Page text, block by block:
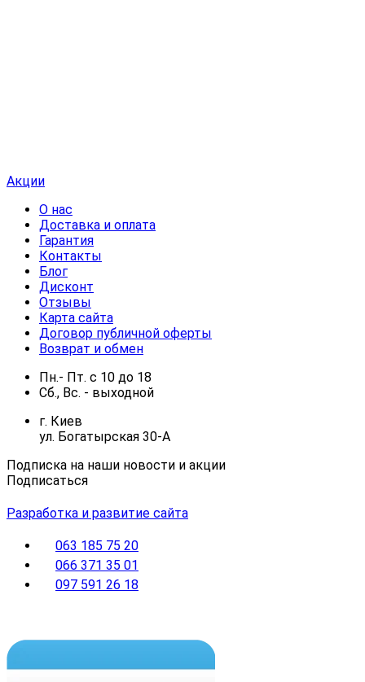
Акции
О нас
Доставка и оплата
Гарантия
Контакты
Блог
Дисконт
Отзывы
Карта сайта
Договор публичной оферты
Возврат и обмен
Пн.- Пт. с 10 до 18
Сб., Вс. - выходной
г. Киев
ул. Богатырская 30-А
Подписка на наши новости и акции
Подписаться
Разработка и развитие сайта
063 185 75 20
066 371 35 01
097 591 26 18